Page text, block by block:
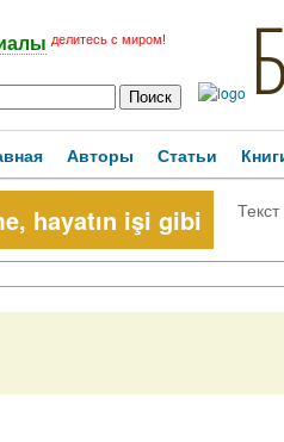
делитесь с миром!
Авторы Статьи
hayatın işi gibi